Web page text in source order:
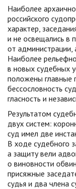
Наиболее
российского
характер,
и не освещались в
от
Наиболее
в новых судебных
положены главные
бессословность
гласность и
Результатом
двух систем:
суд имел две
В ходе судебного
а защиту вели
о виновности
присяжные
судья и два члена